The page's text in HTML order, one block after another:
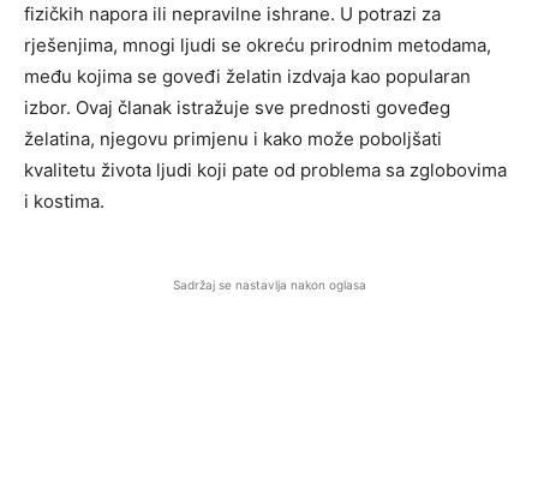
fizičkih napora ili nepravilne ishrane. U potrazi za
rješenjima, mnogi ljudi se okreću prirodnim metodama,
među kojima se goveđi želatin izdvaja kao popularan
izbor. Ovaj članak istražuje sve prednosti goveđeg
želatina, njegovu primjenu i kako može poboljšati
kvalitetu života ljudi koji pate od problema sa zglobovima
i kostima.
Sadržaj se nastavlja nakon oglasa